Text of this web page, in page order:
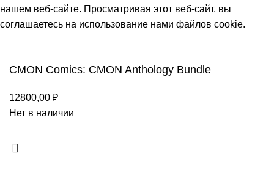
нашем веб-сайте. Просматривая этот веб-сайт, вы
соглашаетесь на использование нами файлов cookie.
CMON Comics: CMON Anthology Bundle
12800,00 ₽
Нет в наличии